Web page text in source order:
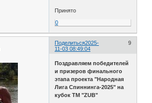
Принято
0
Поделиться 9
2025-
11-03 08:49:04
Поздравляем победителей
и призеров финального
этапа проекта "Народная
Лига Спиннинга-2025" на
кубок ТМ "ZUB"